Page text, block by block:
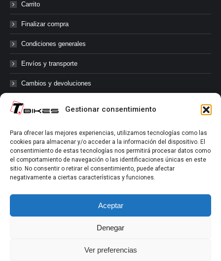
Gestionar consentimiento
Para ofrecer las mejores experiencias, utilizamos tecnologías como las
cookies para almacenar y/o acceder a la información del dispositivo. El
consentimiento de estas tecnologías nos permitirá procesar datos como
el comportamiento de navegación o las identificaciones únicas en este
sitio. No consentir o retirar el consentimiento, puede afectar
negativamente a ciertas características y funciones.
Aceptar
Denegar
Ver preferencias
Carrito
Finalizar compra
Condiciones generales
Envíos y transporte
Cambios y devoluciones
@tbikes.cat #tbikes
Síguenos en las redes sociales de Tbikes, mantente informado de
nuestras novedades, productos, salidas en grupo, ofertas, sorteos ...
y muchos más!